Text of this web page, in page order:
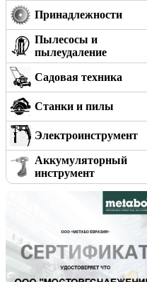
Принадлежности
Пылесосы и
пылеудаление
Садовая техника
Станки и пилы
Электроинструмент
Аккумуляторный
инструмент